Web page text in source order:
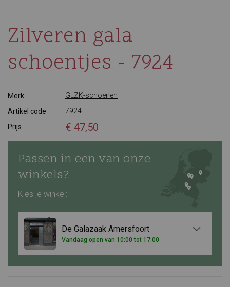
Zilveren gala
schoentjes - 7924
Merk
GLZK-schoenen
Artikel code
7924
Prijs
€ 47,50
Passen in een van onze
winkels?
Kies je winkel:
De Galazaak Amersfoort
Vandaag open van 10:00 tot 17:00